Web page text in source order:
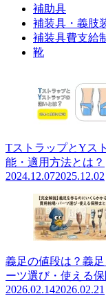
補助具
補装具・義肢
補装具費支給
靴
TストラップとYス
能・適用方法とは？
2024.12.072025.12.02
義足の値段は？義
ーツ選び・使える
2026.02.142026.02.21